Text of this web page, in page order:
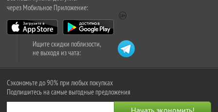
через Мобильное Приложение:
Ищите скидки поблизости,
не выходя из чата:
Сэкономьте до 90% при любых покупках
Подпишитесь на самые выгодные предложения